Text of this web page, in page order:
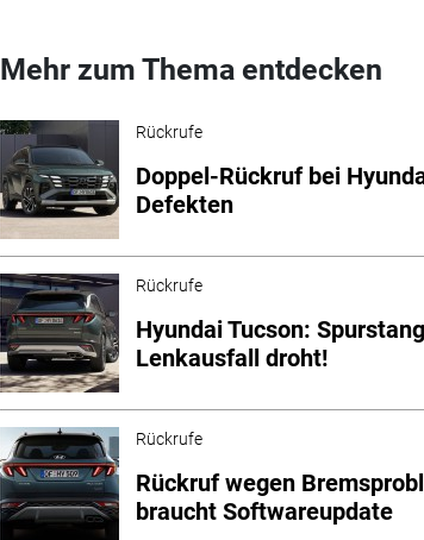
Mehr zum Thema entdecken
Rückrufe
Doppel-Rückruf bei
Defekten
Rückrufe
Hyundai Tucson:
Lenkausfall droht!
Rückrufe
Rückruf wegen
braucht Softwareupdate